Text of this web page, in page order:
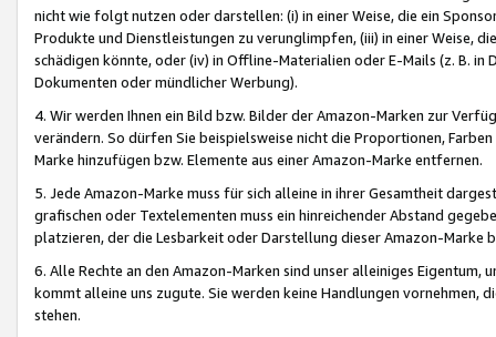
nicht wie folgt nutzen oder darstellen: (i) in einer Weise, die ein
Produkte und Dienstleistungen zu verunglimpfen, (iii) in einer Weise,
schädigen könnte, oder (iv) in Offline-Materialien oder E-Mails (z. B. in
Dokumenten oder mündlicher Werbung).
4. Wir werden Ihnen ein Bild bzw. Bilder der Amazon-Marken zur
verändern. So dürfen Sie beispielsweise nicht die Proportionen,
Marke hinzufügen bzw. Elemente aus einer Amazon-Marke entfernen.
5. Jede Amazon-Marke muss für sich alleine in ihrer Gesamtheit
grafischen oder Textelementen muss ein hinreichender Abstand
platzieren, der die Lesbarkeit oder Darstellung dieser Amazon-Marke
6. Alle Rechte an den Amazon-Marken sind unser alleiniges
kommt alleine uns zugute. Sie werden keine Handlungen vornehmen,
stehen.